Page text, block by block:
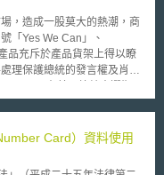
離職面談是
效方法。在離職面談時，企
關任職期間的協議約定，並
營業秘密內容範圍及其所負
非公司的IP登入。員工離職
，同時考慮資料備份，即使
，造成一股莫大的熱潮，商
「Yes We Can」、
品充斥於產品貨架上得以瞭
理保護總統的發言權及肖像
States Patent and
Obama」、
vodka」、啤酒
Card）資料使用